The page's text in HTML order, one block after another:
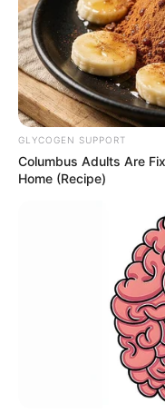
GLYCOGEN SUPPORT
Columbus Adults Are
Home (Recipe)